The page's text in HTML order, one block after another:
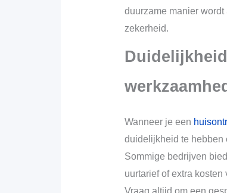
duurzame manier
zekerheid.
Wanneer je een
duidelijkheid te hebben
Sommige bedrijven
uurtarief of extra